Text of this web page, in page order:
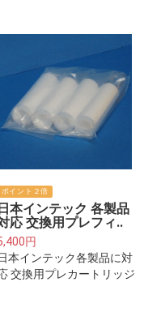
ポイント２倍
日本インテック 各製品
応 交換用プレフィ..
円
本インテック各製品に対
交換用プレカートリッジ